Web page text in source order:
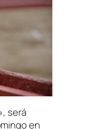
será
en